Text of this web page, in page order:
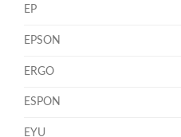
EP
EPSON
ERGO
ESPON
EYU